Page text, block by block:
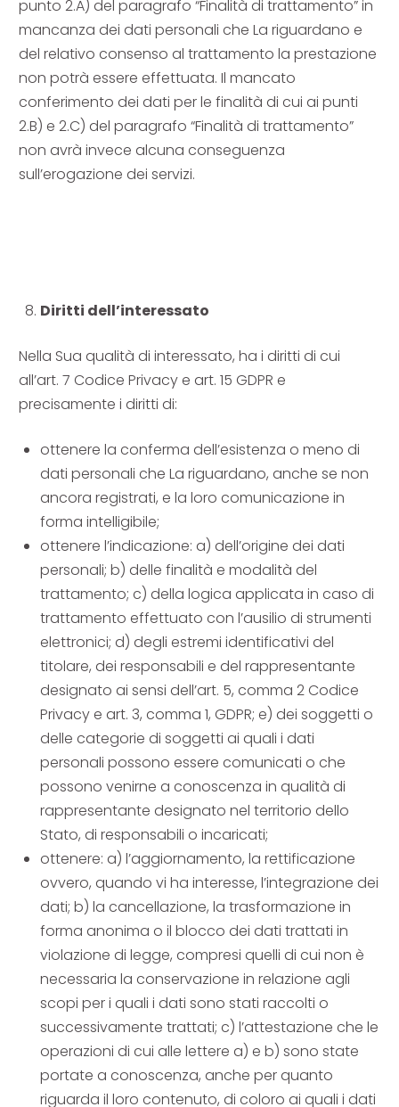
punto 2.A) del paragrafo “Finalità di trattamento” in
mancanza dei dati personali che La riguardano e
del relativo consenso al trattamento la prestazione
non potrà essere effettuata. Il mancato
conferimento dei dati per le finalità di cui ai punti
2.B) e 2.C) del paragrafo “Finalità di trattamento”
non avrà invece alcuna conseguenza
sull’erogazione dei servizi.
Diritti dell’interessato
Nella Sua qualità di interessato, ha i diritti di cui
all’art. 7 Codice Privacy e art. 15 GDPR e
precisamente i diritti di:
ottenere la conferma dell’esistenza o meno di
dati personali che La riguardano, anche se non
ancora registrati, e la loro comunicazione in
forma intelligibile;
ottenere l’indicazione: a) dell’origine dei dati
personali; b) delle finalità e modalità del
trattamento; c) della logica applicata in caso di
trattamento effettuato con l’ausilio di strumenti
elettronici; d) degli estremi identificativi del
titolare, dei responsabili e del rappresentante
designato ai sensi dell’art. 5, comma 2 Codice
Privacy e art. 3, comma 1, GDPR; e) dei soggetti o
delle categorie di soggetti ai quali i dati
personali possono essere comunicati o che
possono venirne a conoscenza in qualità di
rappresentante designato nel territorio dello
Stato, di responsabili o incaricati;
ottenere: a) l’aggiornamento, la rettificazione
ovvero, quando vi ha interesse, l’integrazione dei
dati; b) la cancellazione, la trasformazione in
forma anonima o il blocco dei dati trattati in
violazione di legge, compresi quelli di cui non è
necessaria la conservazione in relazione agli
scopi per i quali i dati sono stati raccolti o
successivamente trattati; c) l’attestazione che le
operazioni di cui alle lettere a) e b) sono state
portate a conoscenza, anche per quanto
riguarda il loro contenuto, di coloro ai quali i dati